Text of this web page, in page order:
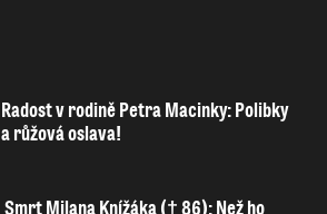
Radost v rodině Petra Macinky: Polibky
a růžová oslava!